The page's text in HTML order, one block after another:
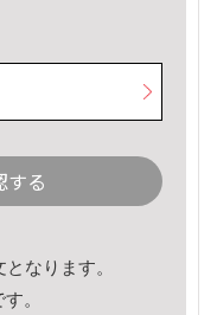
する
なります。
。